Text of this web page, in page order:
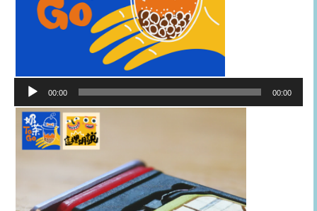
播
器
00:00 00:00